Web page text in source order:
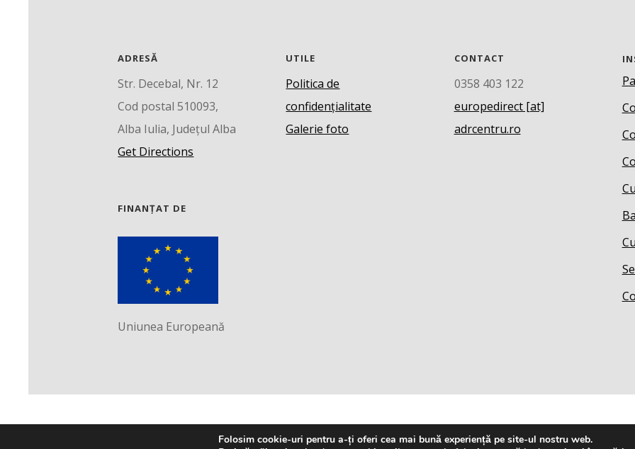
ADRESĂ
Str. Decebal, Nr. 12
Cod postal 510093,
Alba Iulia, Județul Alba
Get Directions
UTILE
Politica de
confidențialitate
Galerie foto
CONTACT
0358 403 122
europedirect [at]
adrcentru.ro
FINANȚAT DE
Uniunea Europeană
Folosim cookie-uri pentru a-ți oferi cea mai bună experiență pe site-ul nostru web.